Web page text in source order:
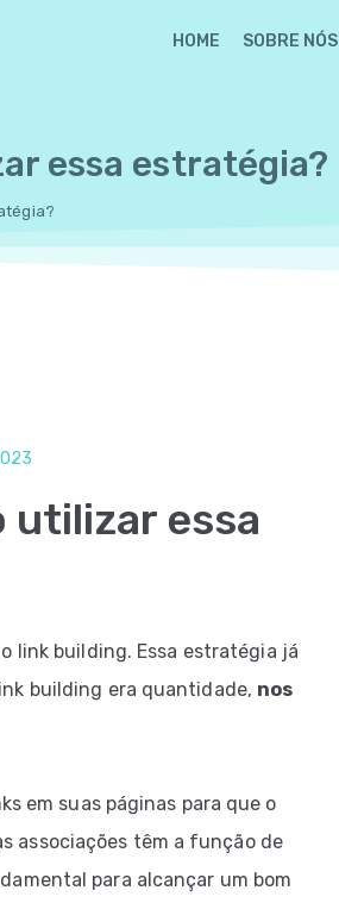
HOME SOBRE NÓS
essa estratégia?
utilizar essa
link building. Essa estratégia já
building era quantidade, nos
em suas páginas para que o
associações têm a função de
para alcançar um bom